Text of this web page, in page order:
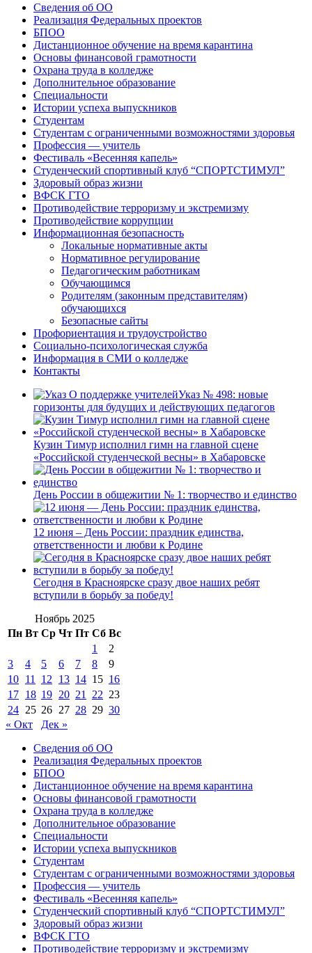
Сведения об ОО
Реализация Федеральных проектов
БПОО
Дистанционное обучение на время карантина
Основы финансовой грамотности
Охрана труда в колледже
Дополнительное образование
Специальности
Истории успеха выпускников
Студентам
Студентам с ограниченными возможностями здоровья
Профессия — учитель
Фестиваль «Весенняя капель»
Студенческий спортивный клуб “СПОРТСТИМУЛ”
Здоровый образ жизни
ВФСК ГТО
Противодействие терроризму и экстремизму
Противодействие коррупции
Информационная безопасность
Локальные нормативные акты
Нормативное регулирование
Педагогическим работникам
Обучающимся
Родителям (законным представителям)
обучающихся
Безопасные сайты
Профориентация и трудоустройство
Социально-психологическая служба
Информация в СМИ о колледже
Контакты
Указ № 498: новые
горизонты для будущих и действующих педагогов
Кузин Тимур исполнил гимн на главной сцене
«Российской студенческой весны» в Хабаровске
День России в общежитии № 1: творчество и единство
12 июня – День России: праздник единства,
ответственности и любви к Родине
Сегодня в Красноярске сразу двое наших ребят
вступили в борьбу за победу!
Ноябрь 2025
Пн Вт Ср Чт Пт Сб Вс
1
2
3
4 5 6 7 8
9
10 11 12 13 14 15 16
17 18 19 20 21 22 23
24 25 26 27 28 29 30
« Окт
Дек »
Сведения об ОО
Реализация Федеральных проектов
БПОО
Дистанционное обучение на время карантина
Основы финансовой грамотности
Охрана труда в колледже
Дополнительное образование
Специальности
Истории успеха выпускников
Студентам
Студентам с ограниченными возможностями здоровья
Профессия — учитель
Фестиваль «Весенняя капель»
Студенческий спортивный клуб “СПОРТСТИМУЛ”
Здоровый образ жизни
ВФСК ГТО
Противодействие терроризму и экстремизму